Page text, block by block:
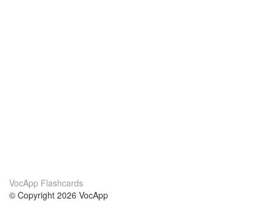
VocApp Flashcards
© Copyright 2026 VocApp